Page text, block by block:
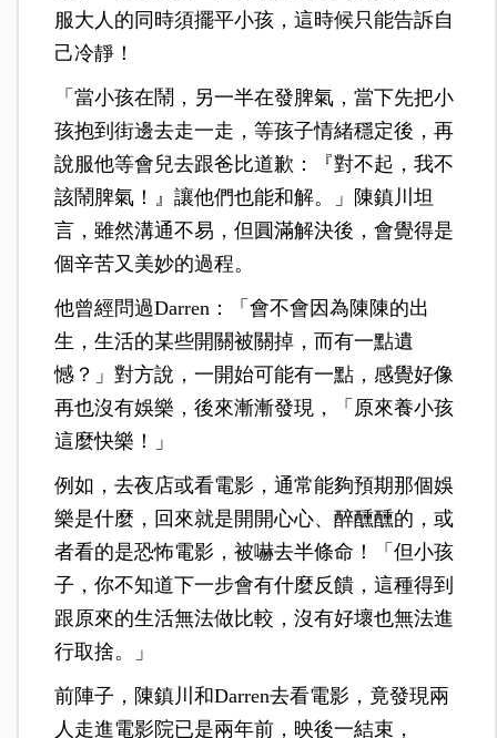
服大人的同時須擺平小孩，這時候只能告訴自
己冷靜！
「當小孩在鬧，另一半在發脾氣，當下先把小
孩抱到街邊去走一走，等孩子情緒穩定後，再
說服他等會兒去跟爸比道歉：『對不起，我不
該鬧脾氣！』讓他們也能和解。」陳鎮川坦
言，雖然溝通不易，但圓滿解決後，會覺得是
個辛苦又美妙的過程。
他曾經問過Darren：「會不會因為陳陳的出
生，生活的某些開關被關掉，而有一點遺
憾？」對方說，一開始可能有一點，感覺好像
再也沒有娛樂，後來漸漸發現，「原來養小孩
這麼快樂！」
例如，去夜店或看電影，通常能夠預期那個娛
樂是什麼，回來就是開開心心、醉醺醺的，或
者看的是恐怖電影，被嚇去半條命！「但小孩
子，你不知道下一步會有什麼反饋，這種得到
跟原來的生活無法做比較，沒有好壞也無法進
行取捨。」
前陣子，陳鎮川和Darren去看電影，竟發現兩
人走進電影院已是兩年前，映後一結束，